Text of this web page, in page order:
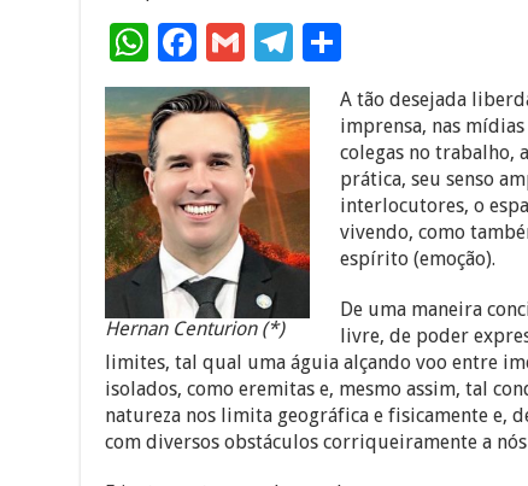
W
h
at
sA
p
p
F
ac
e
b
o
o
k
G
m
ai
l
T
el
e
gr
a
m
ar
e
Hernan Centurion (*)
imprensa, nas mídias
colegas no trabalho,
prática, seu senso
interlocutores, o
vivendo, como
espírito (emoção).
livre, de poder
limites, tal qual uma águia alçando voo entre
isolados, como eremitas e, mesmo assim, tal
natureza nos limita geográfica e fisicamente e,
com diversos obstáculos corriqueiramente a